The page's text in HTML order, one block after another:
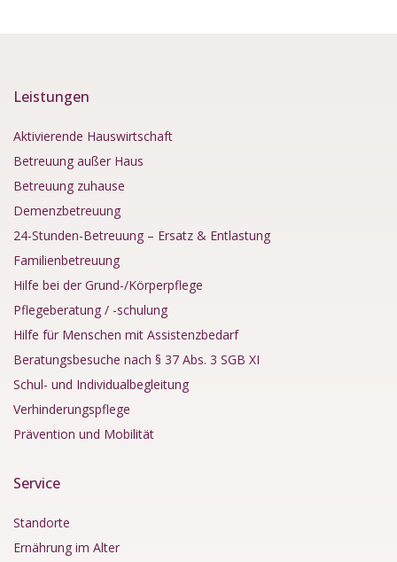
Leistungen
Aktivierende Hauswirtschaft
Betreuung außer Haus
Betreuung zuhause
Demenzbetreuung
24-Stunden-Betreuung – Ersatz & Entlastung
Familienbetreuung
Hilfe bei der Grund-/Körperpflege
Pflegeberatung / -schulung
Hilfe für Menschen mit Assistenzbedarf
Beratungsbesuche nach § 37 Abs. 3 SGB XI
Schul- und Individualbegleitung
Verhinderungspflege
Prävention und Mobilität
Service
Standorte
Ernährung im Alter